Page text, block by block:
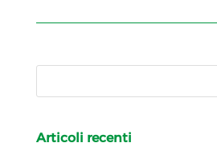
Articoli recenti